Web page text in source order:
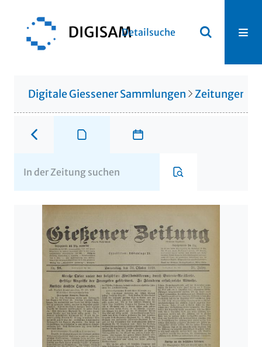
Detailsuche
Digitale Giessener Sammlungen Zeitungen